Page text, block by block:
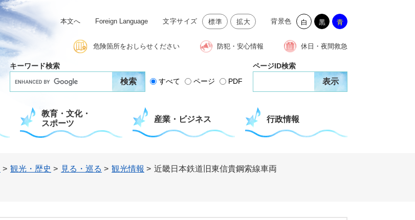
本文へ Foreign Language 文字サイズ 標準 拡大 背景色 白 黒 青
危険箇所をおしらせください 防犯・安心情報 休日・夜間救急
キーワード検索
ム
検
すべて ページ PDF
ページID検索
教育・文化・
スポーツ
産業・ビジネス 行政情報
> 観光・歴史 > 見る・巡る > 観光情報 > 近畿日本鉄道旧東信貴鋼索線車両